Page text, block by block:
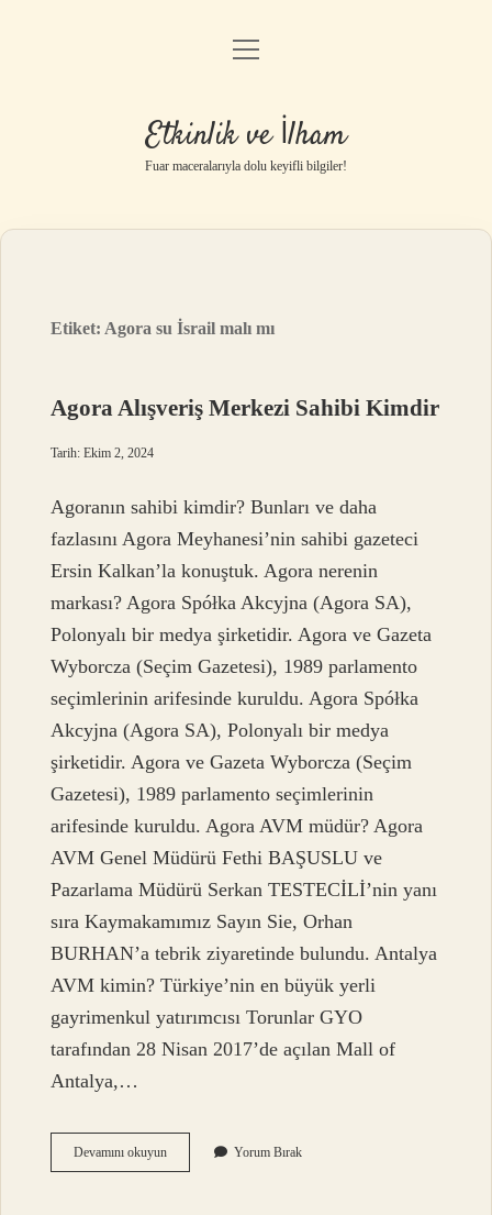
Anasayfa
Gizlilik Politikası
Yasal Uyarı
menüyü
Etkinlik ve İlham
Fuar maceralarıyla dolu keyifli bilgiler!
Etiket: Agora su İsrail malı mı
Agora Alışveriş Merkezi Sahibi Kimdir
Tarih: Ekim 2, 2024
Agoranın sahibi kimdir? Bunları ve daha
fazlasını Agora Meyhanesi’nin sahibi gazeteci
Ersin Kalkan’la konuştuk. Agora nerenin
markası? Agora Spółka Akcyjna (Agora SA),
Polonyalı bir medya şirketidir. Agora ve Gazeta
Wyborcza (Seçim Gazetesi), 1989 parlamento
seçimlerinin arifesinde kuruldu. Agora Spółka
Akcyjna (Agora SA), Polonyalı bir medya
şirketidir. Agora ve Gazeta Wyborcza (Seçim
Gazetesi), 1989 parlamento seçimlerinin
arifesinde kuruldu. Agora AVM müdür? Agora
AVM Genel Müdürü Fethi BAŞUSLU ve
Pazarlama Müdürü Serkan TESTECİLİ’nin yanı
sıra Kaymakamımız Sayın Sie, Orhan
BURHAN’a tebrik ziyaretinde bulundu. Antalya
AVM kimin? Türkiye’nin en büyük yerli
gayrimenkul yatırımcısı Torunlar GYO
tarafından 28 Nisan 2017’de açılan Mall of
Antalya,…
Devamını okuyunAgora
Alışveriş
Yorum Bırak